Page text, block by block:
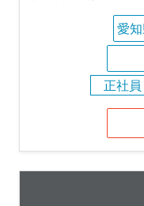
愛
正社員